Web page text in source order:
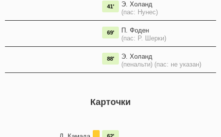
Э. Холанд
(пас: Нунес)
41'
П. Фоден
(пас: Р. Шерки)
69'
Э. Холанд
(пенальти) (пас: не указан)
88'
Карточки